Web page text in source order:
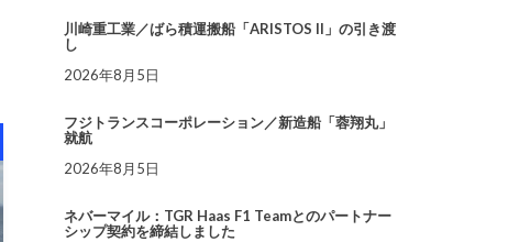
川崎重工業／ばら積運搬船「ARISTOS II」の引き渡
し
2026年8月5日
フジトランスコーポレーション／新造船「蓉翔丸」
就航
2026年8月5日
ネバーマイル：TGR Haas F1 Teamとのパートナー
シップ契約を締結しました